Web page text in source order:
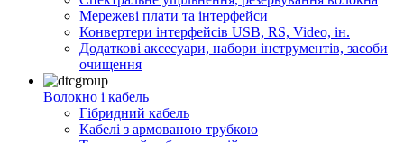
Мережеві плати та інтерфейси
Конвертери інтерфейсів USB, RS, Video, ін.
Додаткові аксесуари, набори інструментів, засоби
очищення
Волокно і кабель
Гібридний кабель
Кабелі з армованою трубкою